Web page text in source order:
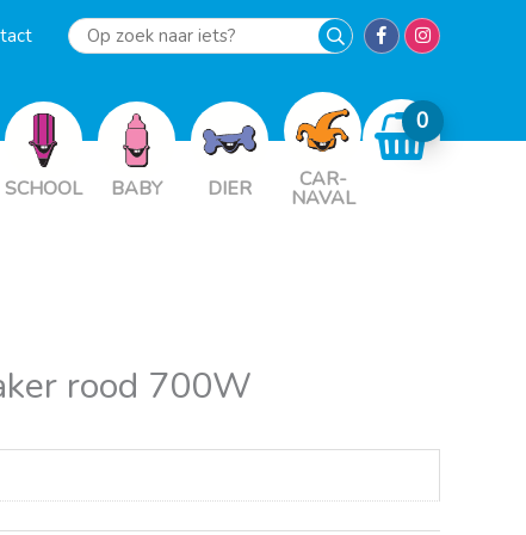
Op
iets?
SCHOOL BABY DIER CAR-
NAVAL
rood 700W